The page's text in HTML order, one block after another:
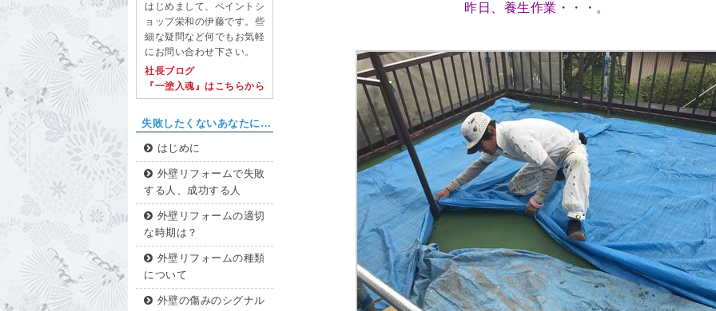
はじめまして、ペイントシ
ョップ栄和の伊藤です。些
細な疑問など何でもお気軽
にお問い合わせ下さい。
社長ブログ
『一塗入魂』はこちらから
失敗したくないあなたに…
はじめに
外壁リフォームで失敗
する人、成功する人
外壁リフォームの適切
な時期は？
外壁リフォームの種類
について
外壁の傷みのシグナル
昨日、養生作業・・・。